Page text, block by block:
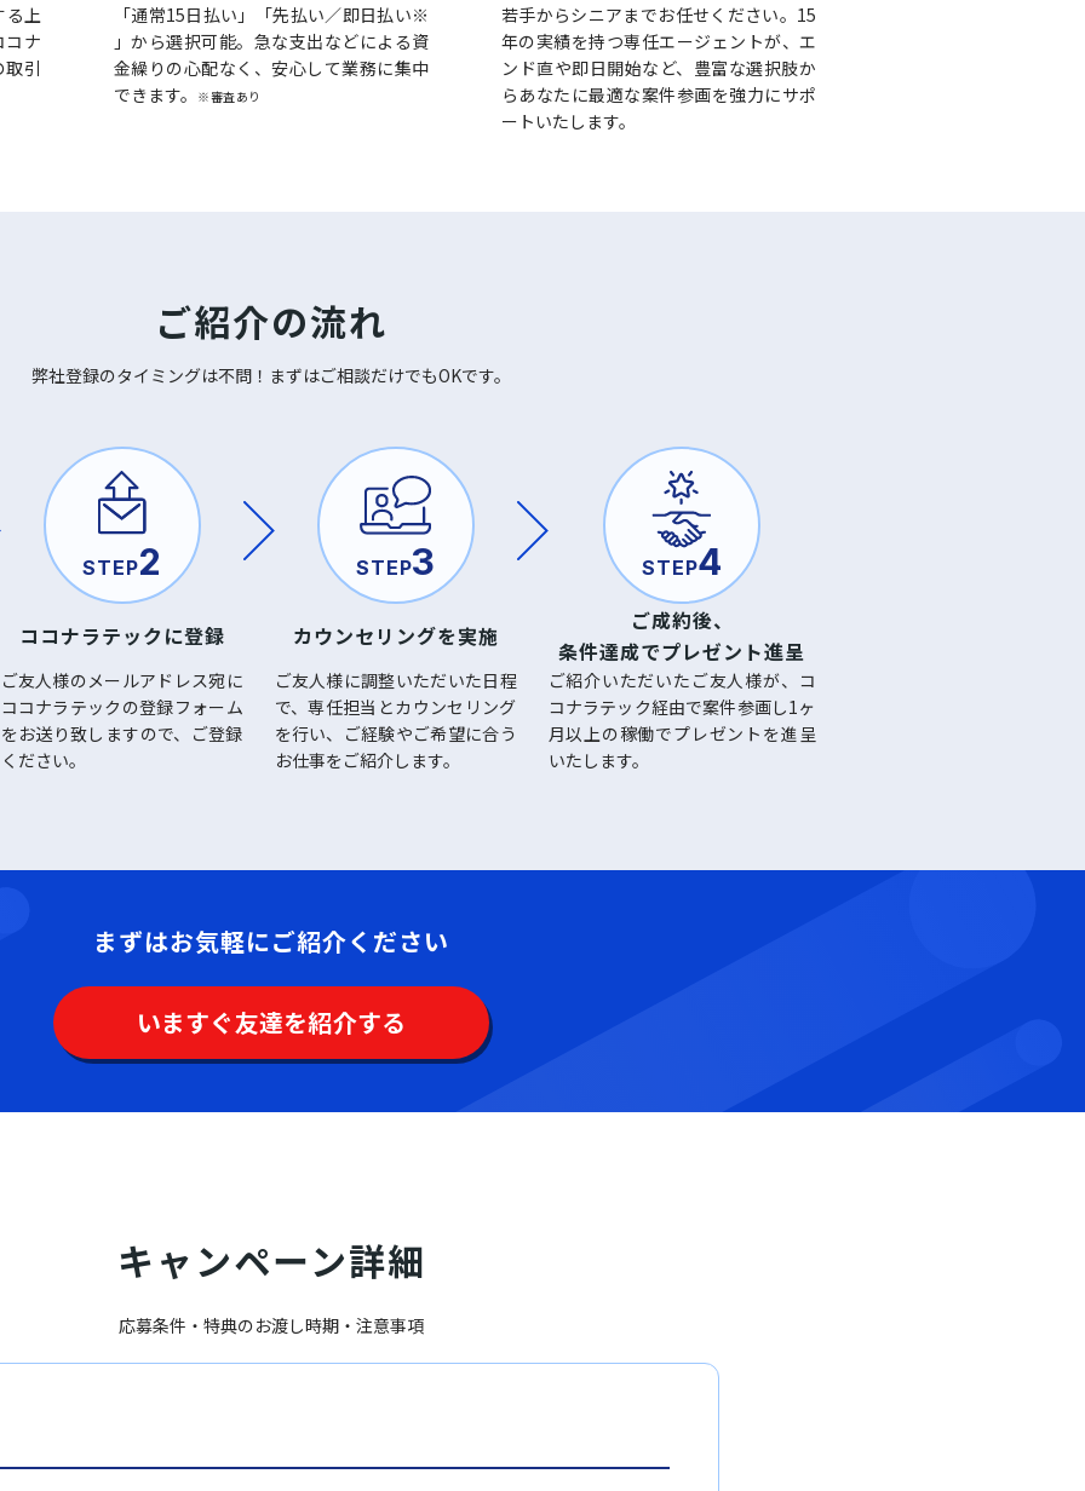
る上
コナ
引
「通常15日払い」「先払い／即日払い※
」から選択可能。急な支出などによる資
金繰りの心配なく、安心して業務に集中
できます。
※審査あり
若手からシニアまでお任せください。15
年の実績を持つ専任エージェントが、エ
ンド直や即日開始など、豊富な選択肢か
らあなたに最適な案件参画を強力にサポ
ートいたします。
ご紹介の流れ
弊社登録のタイミングは不問！ まずはご相談だけでもOKです。
STEP2
ココナラテックに登録
ご友人様のメールアドレス宛に
ココナラテックの登録フォーム
をお送り致しますので、ご登録
ください。
STEP3
カウンセリングを実施
ご友人様に調整いただいた日程
で、専任担当とカウンセリング
を行い、ご経験やご希望に合う
お仕事をご紹介します。
STEP4
ご成約後、
条件達成でプレゼント進呈
ご紹介いただいたご友人様が、コ
コナラテック経由で案件参画し1ヶ
月以上の稼働でプレゼントを進呈
いたします。
まずはお気軽にご紹介ください
いますぐ友達を紹介する
キャンペーン詳細
応募条件・特典のお渡し時期・注意事項